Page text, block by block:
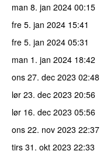
man 8. jan 2024 00:15
fre 5. jan 2024 15:41
fre 5. jan 2024 05:31
man 1. jan 2024 18:42
ons 27. dec 2023 02:48
lør 23. dec 2023 20:56
lør 16. dec 2023 05:56
ons 22. nov 2023 22:37
tirs 31. okt 2023 22:33